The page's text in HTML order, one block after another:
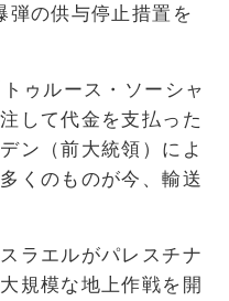
弾の供与停止措置を
ゥルース・ソーシャ
して代金を支払った
ン（前大統領）によ
くのものが今、輸送
ラエルがパレスチナ
規模な地上作戦を開